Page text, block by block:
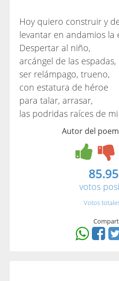
Hoy quiero construir y
levantar en andamios la
Despertar al niño,
arcángel de las espadas,
ser relámpago, trueno,
con estatura de héroe
para talar, arrasar,
las podridas raíces de
Autor del
votos
Votos